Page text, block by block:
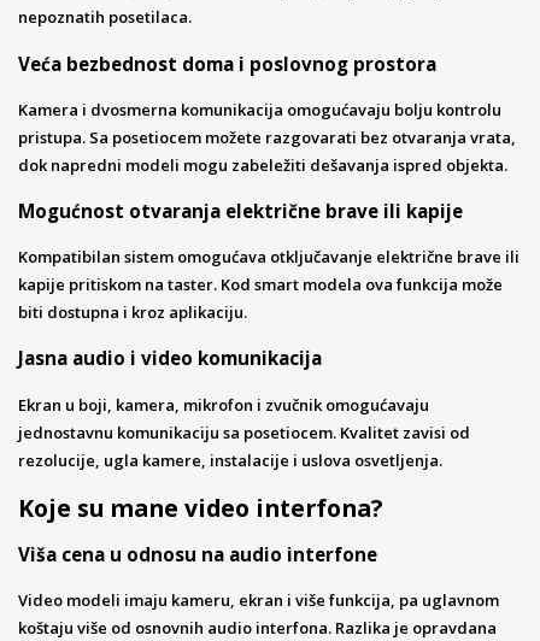
nepoznatih posetilaca.
Veća bezbednost doma i poslovnog prostora
Kamera i dvosmerna komunikacija omogućavaju bolju kontrolu
pristupa. Sa posetiocem možete razgovarati bez otvaranja vrata,
dok napredni modeli mogu zabeležiti dešavanja ispred objekta.
Mogućnost otvaranja električne brave ili kapije
Kompatibilan sistem omogućava otključavanje električne brave ili
kapije pritiskom na taster. Kod smart modela ova funkcija može
biti dostupna i kroz aplikaciju.
Jasna audio i video komunikacija
Ekran u boji, kamera, mikrofon i zvučnik omogućavaju
jednostavnu komunikaciju sa posetiocem. Kvalitet zavisi od
rezolucije, ugla kamere, instalacije i uslova osvetljenja.
Koje su mane video interfona?
Viša cena u odnosu na audio interfone
Video modeli imaju kameru, ekran i više funkcija, pa uglavnom
koštaju više od osnovnih audio interfona. Razlika je opravdana